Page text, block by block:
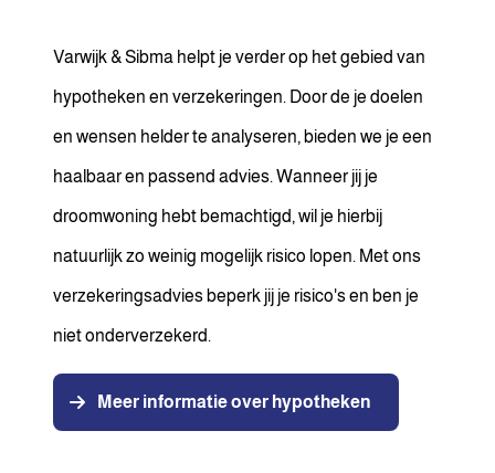
Varwijk & Sibma helpt je verder op het gebied van
hypotheken en verzekeringen. Door de je doelen
en wensen helder te analyseren, bieden we je een
haalbaar en passend advies. Wanneer jij je
droomwoning hebt bemachtigd, wil je hierbij
natuurlijk zo weinig mogelijk risico lopen. Met ons
verzekeringsadvies beperk jij je risico's en ben je
niet onderverzekerd.
Meer informatie over hypotheken